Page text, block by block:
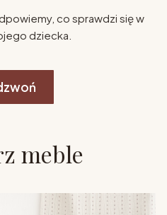
co sprawdzi się w
dziecka.
meble